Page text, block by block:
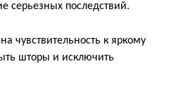
серьезных последствий.
чувствительность к яркому
шторы и исключить